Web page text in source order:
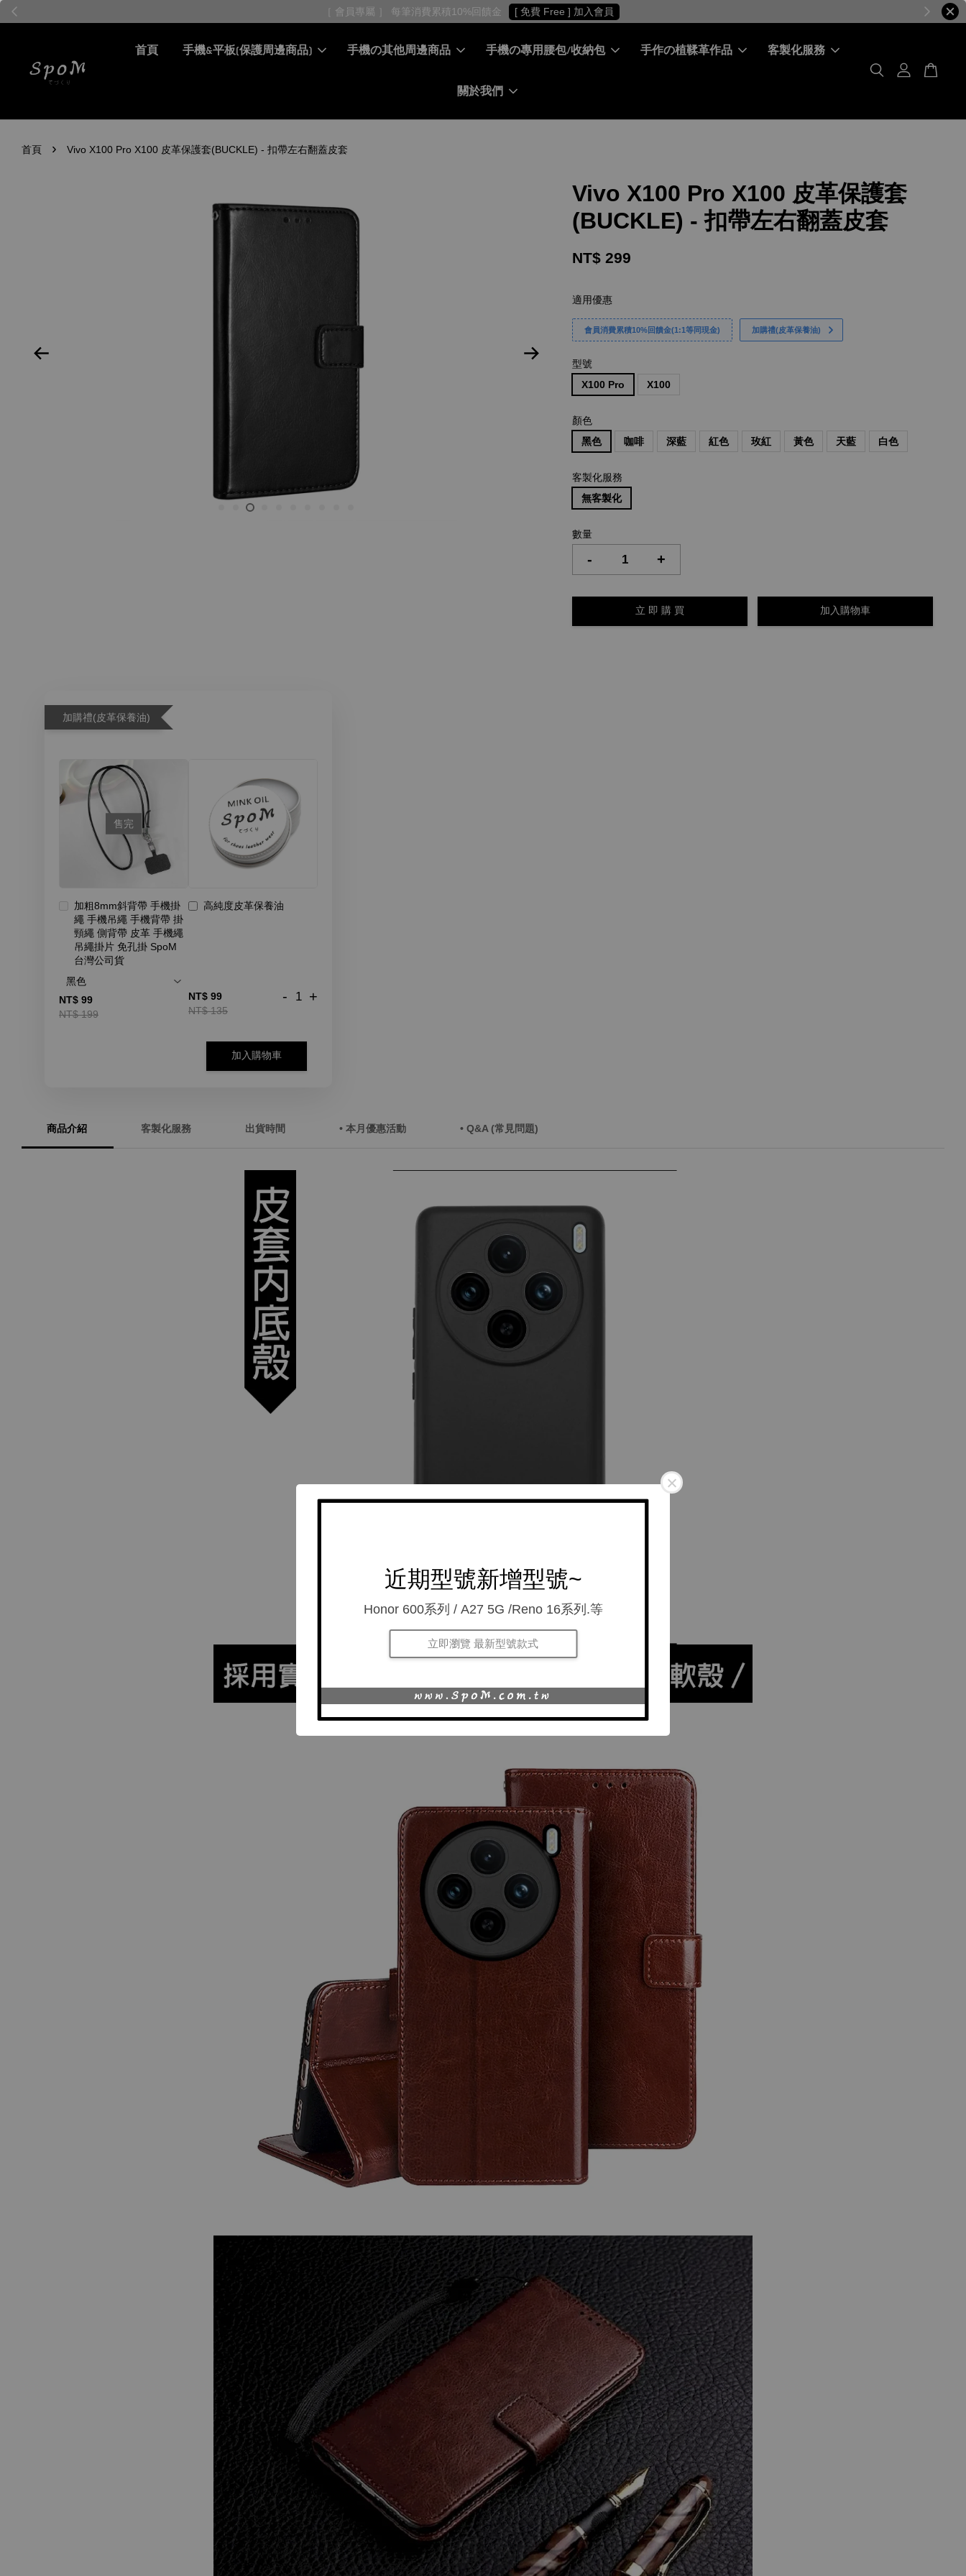
［ 會員專屬 ］ 每筆消費累積10%回饋金 [ 免費 Free ] 加入會員
近期型號新增型號~
Honor 600系列 / A27 5G /Reno 16系列.等
立即瀏覽 最新型號款式
首頁 手機&平板(保護周邊商品) 手機の其他周邊商品 手機の專用腰包/收納包 手作の植鞣革作品 客製化服務
關於我們
首頁 › Vivo X100 Pro X100 皮革保護套(BUCKLE) - 扣帶左右翻蓋皮套
Vivo X100 Pro X100 皮革保護套
(BUCKLE) - 扣帶左右翻蓋皮套
NT$ 299
適用優惠
會員消費累積10%回饋金(1:1等同現金) 加購禮(皮革保養油)
型號
X100 Pro
X100
顏色
黑色
咖啡 深藍 紅色 玫紅 黃色 天藍 白色
客製化服務
無客製化
數量
- +
立 即 購 買 加入購物車
加購禮(皮革保養油)
售完
加粗8mm斜背帶 手機掛
繩 手機吊繩 手機背帶 掛
頸繩 側背帶 皮革 手機繩
吊繩掛片 免孔掛 SpoM
台灣公司貨
NT$ 99
NT$ 199
高純度皮革保養油
NT$ 99
NT$ 135
- +
加入購物車
商品介紹 客製化服務 出貨時間 • 本月優惠活動 • Q&A (常見問題)